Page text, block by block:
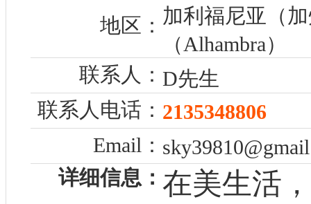
地区： 加利福尼亚（
（Alhambra）
联系人： D先生
联系人电话： 2135348806
Email：
详细信息： 在美生活